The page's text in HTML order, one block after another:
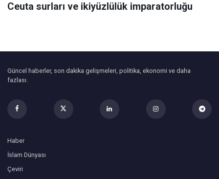
Ceuta surları ve ikiyüzlülük imparatorluğu
Güncel haberler, son dakika gelişmeleri, politika, ekonomi ve daha
fazlası.
Haber
İslam Dünyası
Çeviri